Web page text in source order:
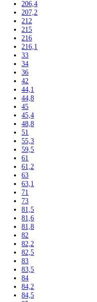
170
171
172,5
175
176,1
177
177,2
178
178,8
179,3
180
180,8
181,2
181,7
184
184,1
184,4
185
185,2
186
186,1
186,4
188
188,4
190
191,1
192
193
193,5
195
195,7